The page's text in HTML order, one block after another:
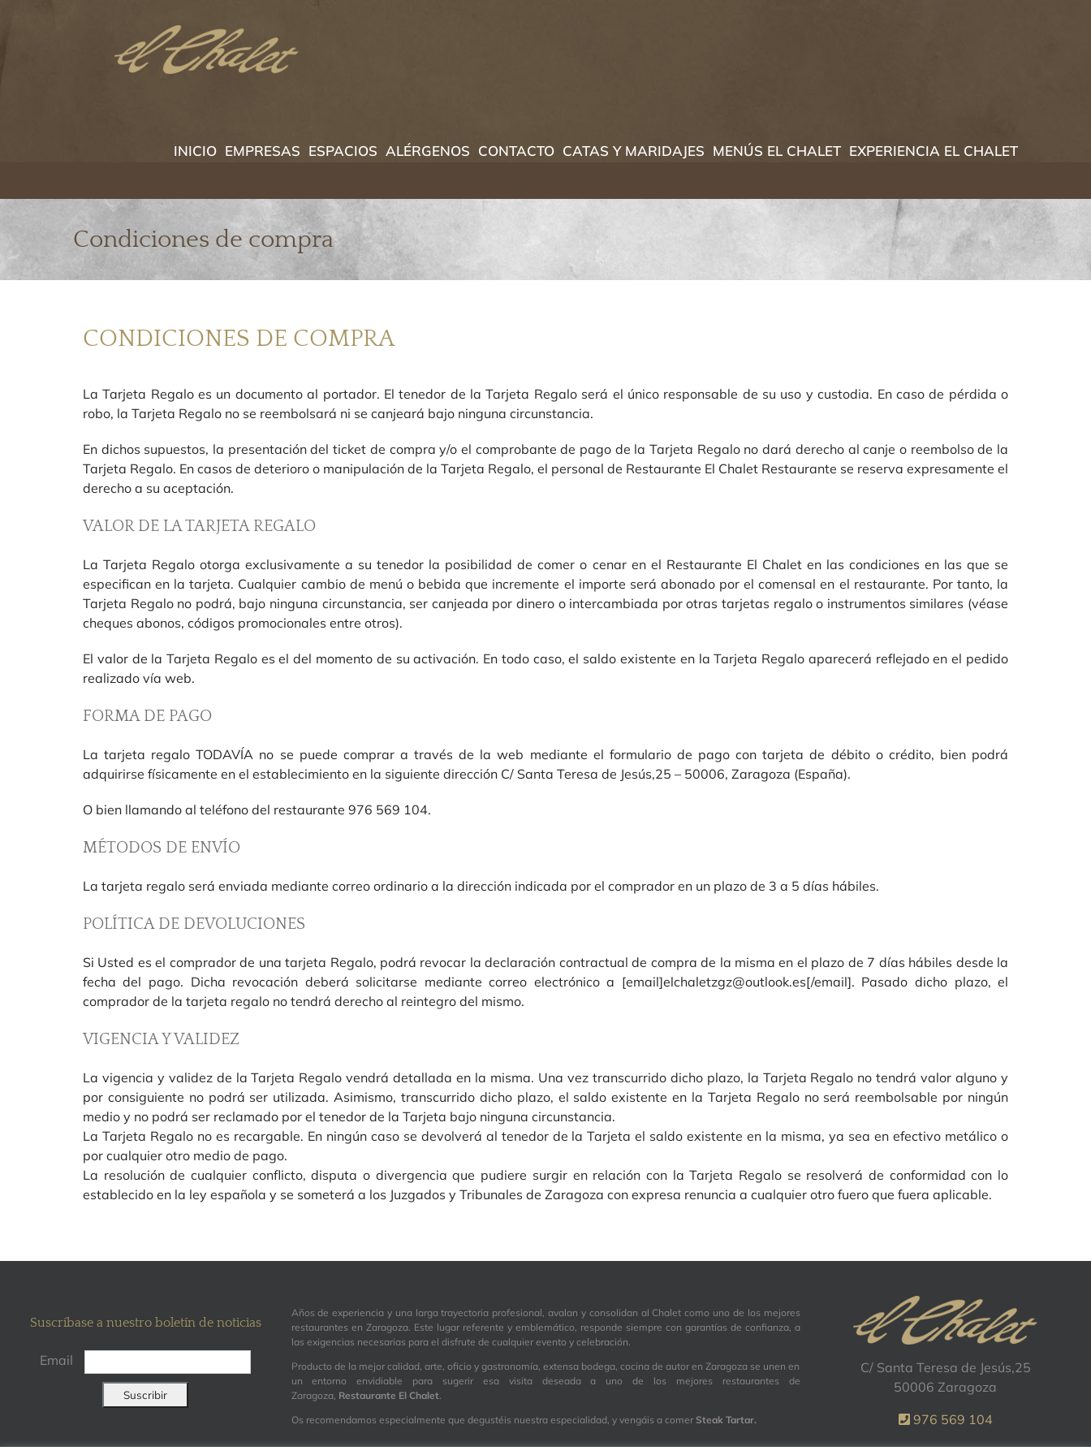
INICIO EMPRESAS ESPACIOS ALÉRGENOS CONTACTO CATAS Y MARIDAJES MENÚS EL CHALET EXPERIENCIA EL CHALET
Condiciones de compra
CONDICIONES DE COMPRA
La Tarjeta Regalo es un documento al portador. El tenedor de la Tarjeta Regalo será el único responsable de su uso y custodia. En caso de pérdida o
robo, la Tarjeta Regalo no se reembolsará ni se canjeará bajo ninguna circunstancia.
En dichos supuestos, la presentación del ticket de compra y/o el comprobante de pago de la Tarjeta Regalo no dará derecho al canje o reembolso de la
Tarjeta Regalo. En casos de deterioro o manipulación de la Tarjeta Regalo, el personal de Restaurante El Chalet Restaurante se reserva expresamente el
derecho a su aceptación.
VALOR DE LA TARJETA REGALO
La Tarjeta Regalo otorga exclusivamente a su tenedor la posibilidad de comer o cenar en el Restaurante El Chalet en las condiciones en las que se
especifican en la tarjeta. Cualquier cambio de menú o bebida que incremente el importe será abonado por el comensal en el restaurante. Por tanto, la
Tarjeta Regalo no podrá, bajo ninguna circunstancia, ser canjeada por dinero o intercambiada por otras tarjetas regalo o instrumentos similares (véase
cheques abonos, códigos promocionales entre otros).
El valor de la Tarjeta Regalo es el del momento de su activación. En todo caso, el saldo existente en la Tarjeta Regalo aparecerá reflejado en el pedido
realizado vía web.
FORMA DE PAGO
La tarjeta regalo TODAVÍA no se puede comprar a través de la web mediante el formulario de pago con tarjeta de débito o crédito, bien podrá
adquirirse físicamente en el establecimiento en la siguiente dirección C/ Santa Teresa de Jesús,25 – 50006, Zaragoza (España).
O bien llamando al teléfono del restaurante 976 569 104.
MÉTODOS DE ENVÍO
La tarjeta regalo será enviada mediante correo ordinario a la dirección indicada por el comprador en un plazo de 3 a 5 días hábiles.
POLÍTICA DE DEVOLUCIONES
Si Usted es el comprador de una tarjeta Regalo, podrá revocar la declaración contractual de compra de la misma en el plazo de 7 días hábiles desde la
fecha del pago. Dicha revocación deberá solicitarse mediante correo electrónico a [email]elchaletzgz@outlook.es[/email]. Pasado dicho plazo, el
comprador de la tarjeta regalo no tendrá derecho al reintegro del mismo.
VIGENCIA Y VALIDEZ
La vigencia y validez de la Tarjeta Regalo vendrá detallada en la misma. Una vez transcurrido dicho plazo, la Tarjeta Regalo no tendrá valor alguno y
por consiguiente no podrá ser utilizada. Asimismo, transcurrido dicho plazo, el saldo existente en la Tarjeta Regalo no será reembolsable por ningún
medio y no podrá ser reclamado por el tenedor de la Tarjeta bajo ninguna circunstancia.
La Tarjeta Regalo no es recargable. En ningún caso se devolverá al tenedor de la Tarjeta el saldo existente en la misma, ya sea en efectivo metálico o
por cualquier otro medio de pago.
La resolución de cualquier conflicto, disputa o divergencia que pudiere surgir en relación con la Tarjeta Regalo se resolverá de conformidad con lo
establecido en la ley española y se someterá a los Juzgados y Tribunales de Zaragoza con expresa renuncia a cualquier otro fuero que fuera aplicable.
Suscríbase a nuestro boletín de noticias
Email
Años de experiencia y una larga trayectoria profesional, avalan y consolidan al Chalet como uno de los mejores
restaurantes en Zaragoza. Este lugar referente y emblemático, responde siempre con garantías de confianza, a
las exigencias necesarias para el disfrute de cualquier evento y celebración.
Producto de la mejor calidad, arte, oficio y gastronomía, extensa bodega, cocina de autor en Zaragoza se unen en
un entorno envidiable para sugerir esa visita deseada a uno de los mejores restaurantes de
Zaragoza, Restaurante El Chalet.
Os recomendamos especialmente que degustéis nuestra especialidad, y vengáis a comerSteak Tartar.
C/ Santa Teresa de Jesús,25
50006 Zaragoza
976 569 104
elchaletzgz@outlook.es